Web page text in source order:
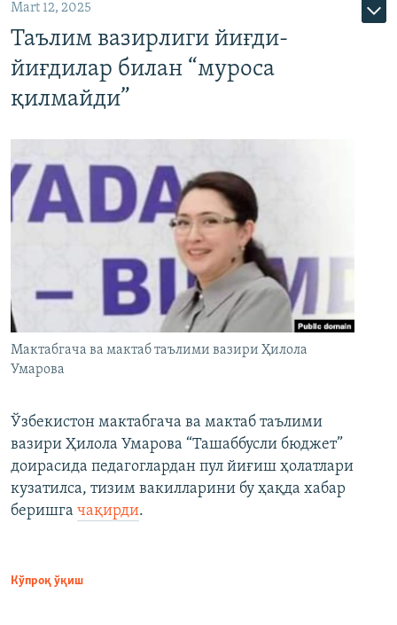
Mart 12, 2025
Таълим вазирлиги йиғди-
йиғдилар билан “муроса
қилмайди”
Мактабгача ва мактаб таълими вазири Ҳилола
Умарова
Ўзбекистон мактабгача ва мактаб таълими
вазири Ҳилола Умарова “Ташаббусли бюджет”
доирасида педагоглардан пул йиғиш ҳолатлари
кузатилса, тизим вакилларини бу ҳақда хабар
беришга чақирди.
Кўпроқ ўқиш